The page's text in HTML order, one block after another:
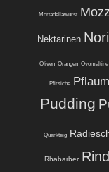
Mortadellawurst
Nektarinen Nori
Oliven Orangen Ovomaltine
Pfirsiche
Pudding
Quarkteig
Rhabarber